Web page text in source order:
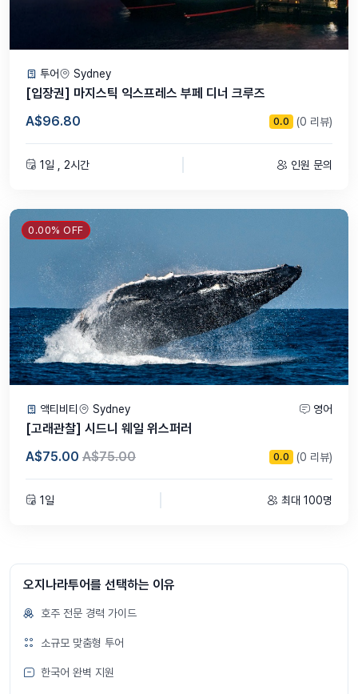
투어 Sydney
[입장권] 마지스틱 익스프레스 부페 디너 크루즈
A$96.80
0.0 (0 리뷰)
1일 , 2시간 인원 문의
0.00% OFF
액티비티 Sydney 영어
[고래관찰] 시드니 웨일 위스퍼러
A$75.00 A$75.00 0.0 (0 리뷰)
1일 최대 100명
오지나라투어를 선택하는 이유
호주 전문 경력 가이드
소규모 맞춤형 투어
한국어 완벽 지원